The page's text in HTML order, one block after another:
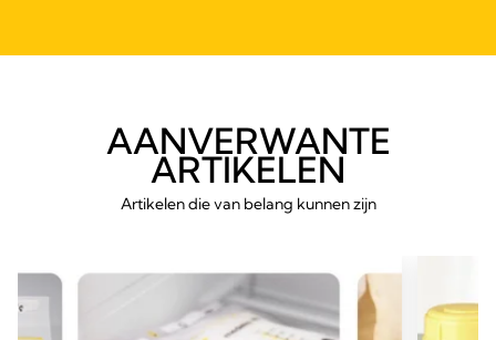
AANVERWANTE
ARTIKELEN
Artikelen die van belang kunnen zijn